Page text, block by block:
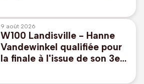
pas de relais mixte
9 août 2026
W100 Landisville - Hanne
Vandewinkel qualifiée pour
la finale à l'issue de son 3e